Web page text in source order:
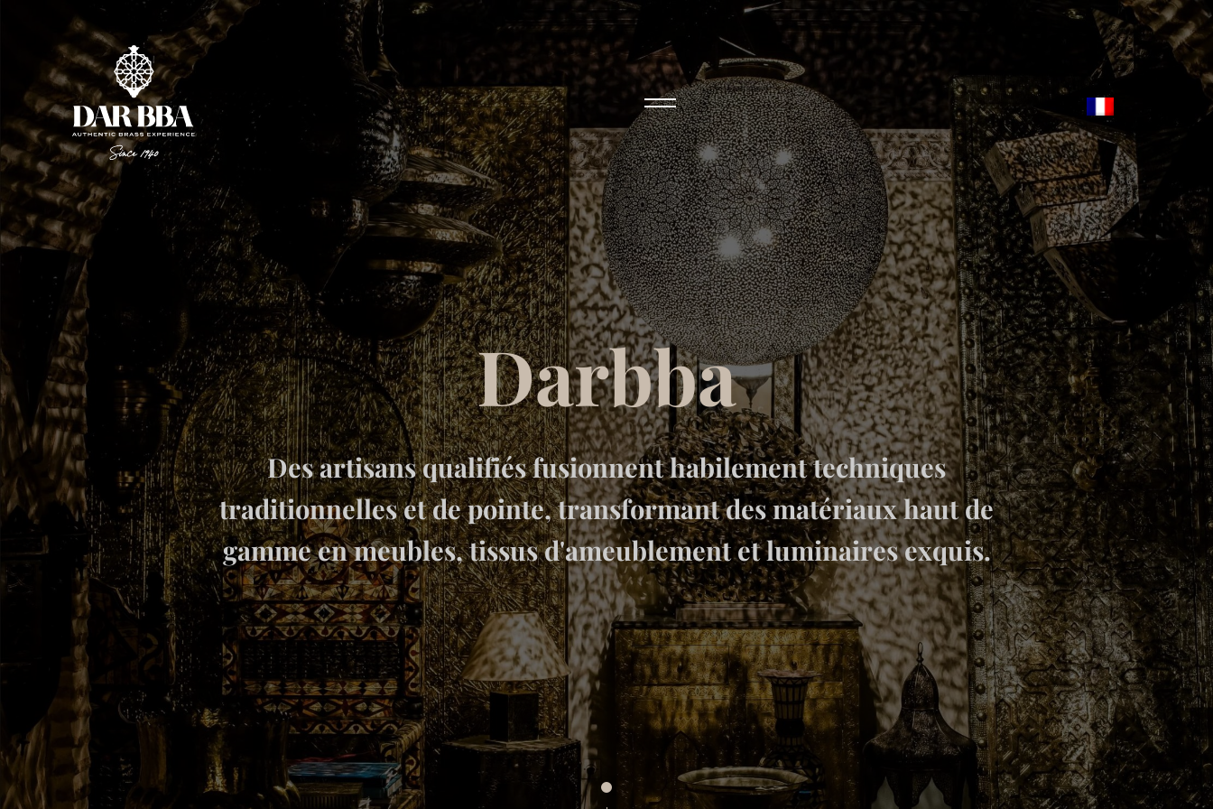
Darbba
Des artisans qualifiés fusionnent habilement techniques
traditionnelles et de pointe, transformant des matériaux haut de
gamme en meubles, tissus d'ameublement et luminaires exquis.